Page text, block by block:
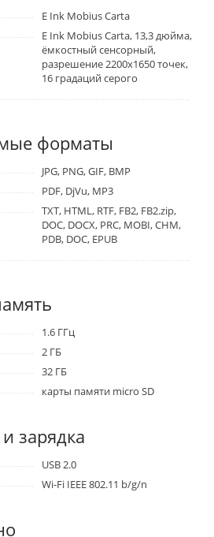
E Ink Mobius Carta
E Ink Mobius Carta, 13,3 дюйма,
ёмкостный сенсорный,
разрешение 2200x1650 точек,
16 градаций серого
форматы
JPG, PNG, GIF, BMP
PDF, DjVu, MP3
TXT, HTML, RTF, FB2, FB2.zip,
DOC, DOCX, PRC, MOBI, CHM,
PDB, DOC, EPUB
1.6 ГГц
2 ГБ
32 ГБ
карты памяти micro SD
зарядка
USB 2.0
Wi-Fi IEEE 802.11 b/g/n